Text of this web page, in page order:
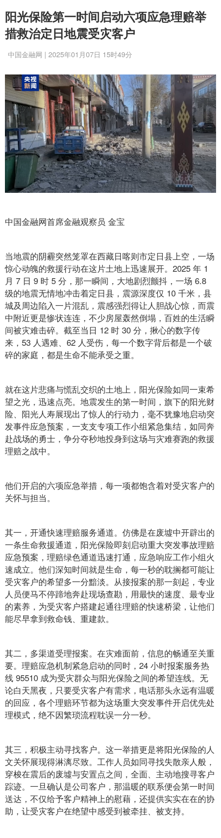
阳光保险第一时间启动六项应急理赔举
措救治定日地震受灾客户
中国金融网 | 2025年01月07日 15时49分
中国金融网首席金融观察员 金宝
当地震的阴霾突然笼罩在西藏日喀则市定日县上空，一场
惊心动魄的救援行动在这片土地上迅速展开。2025 年 1
月 7 日 9 时 5 分，那一瞬间，大地剧烈颤抖，一场 6.8
级的地震无情地冲击着定日县，震源深度仅 10 千米，县
城及周边陷入一片混乱，震感强烈得让人胆战心惊，而震
中附近更是惨状连连，不少房屋轰然倒塌，百姓的生活瞬
间被灾难击碎。截至当日 12 时 30 分，揪心的数字传
来，53 人遇难、62 人受伤，每一个数字背后都是一个破
碎的家庭，都是生命不能承受之重。
就在这片悲痛与慌乱交织的土地上，阳光保险如同一束希
望之光，迅速点亮。地震发生的第一时间，旗下的阳光财
险、阳光人寿展现出了惊人的行动力，毫不犹豫地启动突
发事件应急预案，一支支专项工作小组紧急集结，如同奔
赴战场的勇士，争分夺秒地投身到这场与灾难赛跑的救援
理赔之战中。
他们开启的六项应急举措，每一项都饱含着对受灾客户的
关怀与担当。
其一，开通快速理赔服务通道。仿佛是在废墟中开辟出的
一条生命救援通道，阳光保险即刻启动重大突发事故理赔
应急预案，理赔绿色通道迅速打通，应急响应工作小组火
速成立。他们深知时间就是生命，每一秒的耽搁都可能让
受灾客户的希望多一分黯淡。从接报案的那一刻起，专业
人员便马不停蹄地奔赴现场查勘，用最快的速度、最专业
的素养，为受灾客户搭建起通往理赔的快速桥梁，让他们
能尽早拿到救命钱、重建款。
其二，多渠道受理报案。在灾难面前，信息的畅通至关重
要。理赔应急机制紧急启动的同时，24 小时报案服务热
线 95510 成为受灾群众与阳光保险之间的希望连线。无
论白天黑夜，只要受灾客户有需求，电话那头永远有温暖
的回应，各个理赔环节都为这场重大突发事件开启优先处
理模式，绝不因繁琐流程耽误一分一秒。
其三，积极主动寻找客户。这一举措更是将阳光保险的人
文关怀展现得淋漓尽致。工作人员如同寻找失散亲人般，
穿梭在震后的废墟与安置点之间，全面、主动地搜寻客户
踪迹。一旦确认是公司客户，那温暖的联系便会第一时间
送达，不仅给予客户精神上的慰藉，还提供实实在在的协
助，让受灾客户在绝望中感受到被牵挂、被支持。